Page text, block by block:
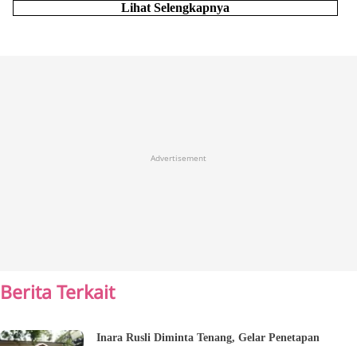
Lihat Selengkapnya
Advertisement
Berita Terkait
Inara Rusli Diminta Tenang, Gelar Penetapan